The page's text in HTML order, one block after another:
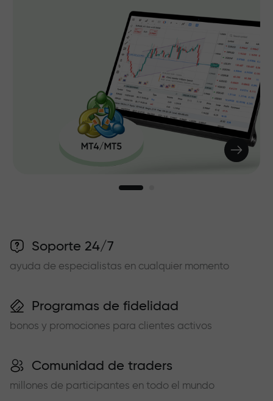
Soporte 24/7
ayuda de especialistas en cualquier momento
Programas de fidelidad
bonos y promociones para clientes activos
Comunidad de traders
millones de participantes en todo el mundo